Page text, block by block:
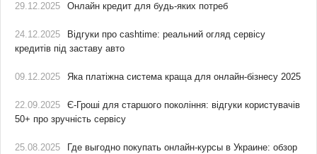
29.12.2025 Онлайн кредит для будь-яких потреб
24.12.2025
Відгуки про cashtime: реальний огляд сервісу
кредитів під заставу авто
09.12.2025 Яка платіжна система краща для онлайн-бізнесу 2025
22.09.2025
Є-Гроші для старшого покоління: відгуки користувачів
50+ про зручність сервісу
25.08.2025 Где выгодно покупать онлайн-курсы в Украине: обзор